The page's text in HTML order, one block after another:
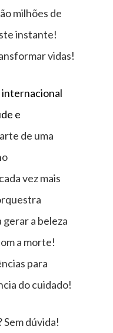
milhões de
instante!
vidas!
internacional
e
de uma
vez mais
a beleza
a morte!
para
do cuidado!
dúvida!